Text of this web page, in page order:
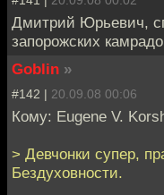
Дмитрий Юрьевич,
запорожских
Goblin »
#142 | 20.09.08 00:06
Кому: Eugene V.
> Девчонки супер,
Бездуховности.